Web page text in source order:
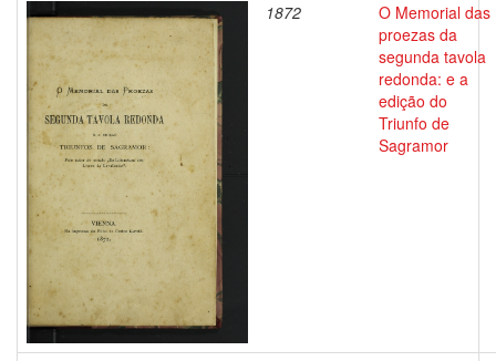
1872
O Memorial das
proezas da
segunda tavola
redonda: e a
edição do
Triunfo de
Sagramor